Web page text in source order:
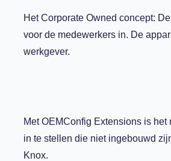
Het Corporate Owned concept:
voor de medewerkers in. De
werkgever.
Met OEMConfig Extensions is
in te stellen die niet ingebouwd
Knox.